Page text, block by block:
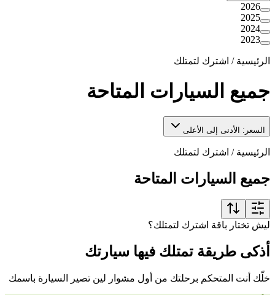
2026
2025
2024
2023
الرئيسية / اشترك لتمتلك
جميع السيارات المتاحة
السعر: الأدنى إلى الأعلى
الرئيسية / اشترك لتمتلك
جميع السيارات المتاحة
ليش تختار باقة اشترك لتمتلك؟
أذكى طريقة تمتلك فيها سيارتك
خلّك أنت المتحكم برحلتك من أول مشوار لين تصير السيارة باسمك